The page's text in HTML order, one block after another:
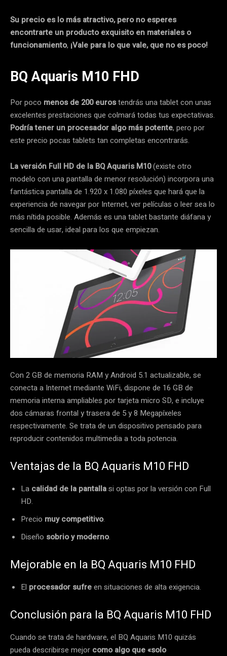
Su precio es lo más atractivo, pero no esperes
encontrarte un producto exquisito en materiales o
funcionamiento, ¡Vale para lo que vale, que no es poco!
BQ Aquaris M10 FHD
Por poco menos de 200 eurostendrás una tablet con unas
excelentes prestaciones que colmará todas tus expectativas.
Podría tener un procesador algo más potente, pero por
este precio pocas tablets tan completas encontrarás.
La versión Full HD de la BQ Aquaris M10(existe otro
modelo con una pantalla de menor resolución) incorpora una
fantástica pantalla de 1.920 x 1.080 píxeles que hará que la
experiencia de navegar por Internet, ver películas o leer sea lo
más nítida posible. Además es una tablet bastante diáfana y
sencilla de usar, ideal para los que empiezan.
Con 2 GB de memoria RAM y Android 5.1 actualizable, se
conecta a Internet mediante WiFi, dispone de 16 GB de
memoria interna ampliables por tarjeta micro SD, e incluye
dos cámaras frontal y trasera de 5 y 8 Megapíxeles
respectivamente. Se trata de un dispositivo pensado para
reproducir contenidos multimedia a toda potencia.
Ventajas de la BQ Aquaris M10 FHD
La calidad de la pantallasi optas por la versión con Full
HD.
Precio muy competitivo.
Diseño sobrio y moderno.
Mejorable en la BQ Aquaris M10 FHD
El procesador sufreen situaciones de alta exigencia.
Conclusión para la BQ Aquaris M10 FHD
Cuando se trata de hardware, el BQ Aquaris M10 quizás
pueda describirse mejor como algo que «solo